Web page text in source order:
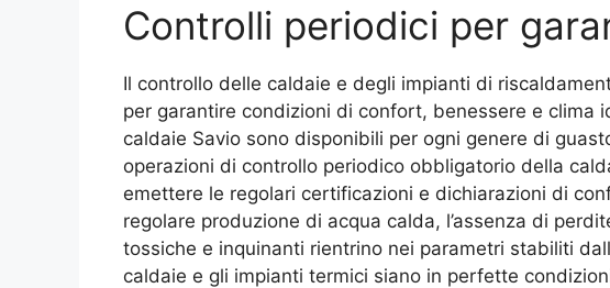
Controlli periodici per
Il controllo delle caldaie e degli impianti di
per garantire condizioni di confort, benessere e
caldaie Savio sono disponibili per ogni genere di
operazioni di controllo periodico obbligatorio della
emettere le regolari certificazioni e dichiarazioni di
regolare produzione di acqua calda, l’assenza di
tossiche e inquinanti rientrino nei parametri stabiliti
caldaie e gli impianti termici siano in perfette